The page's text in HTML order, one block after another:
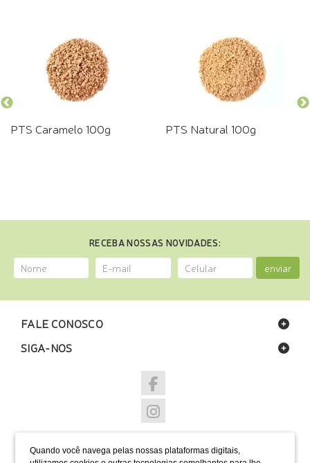
Quando você navega pelas nossas plataformas digitais,
PTS Caramelo 100g PTS Natural 100g
RECEBA NOSSAS NOVIDADES:
enviar
FALE CONOSCO
SIGA-NOS